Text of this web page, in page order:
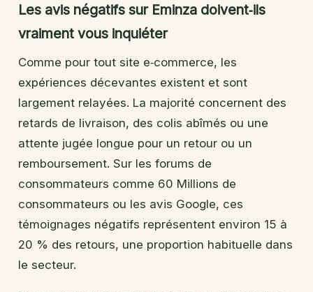
Les avis négatifs sur Eminza doivent‑ils
vraiment vous inquiéter
Comme pour tout site e‑commerce, les
expériences décevantes existent et sont
largement relayées. La majorité concernent des
retards de livraison, des colis abîmés ou une
attente jugée longue pour un retour ou un
remboursement. Sur les forums de
consommateurs comme 60 Millions de
consommateurs ou les avis Google, ces
témoignages négatifs représentent environ 15 à
20 % des retours, une proportion habituelle dans
le secteur.